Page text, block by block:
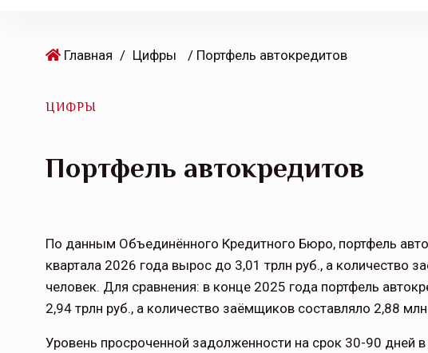
Главная / Цифры / Портфель автокредитов
ЦИФРЫ
Портфель автокредитов
По данным Объединённого Кредитного Бюро, портфель
квартала 2026 года вырос до 3,01 трлн руб., а количество
человек. Для сравнения: в конце 2025 года портфель
2,94 трлн руб., а количество заёмщиков составляло 2,88
Уровень просроченной задолженности на срок 30-90 дней